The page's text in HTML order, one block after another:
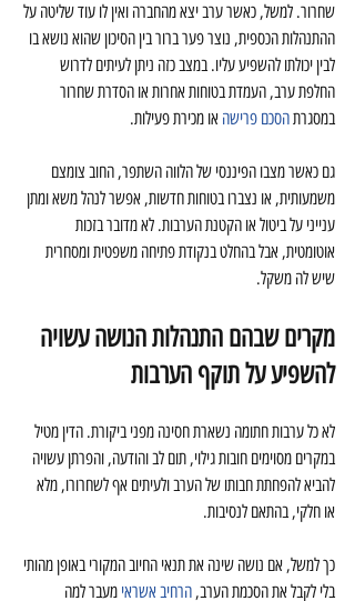
שחרור. למשל, כאשר ערב יצא מהחברה ואין לו עוד שליטה על
ההתנהלות הכספית, נוצר פער ברור בין הסיכון שהוא נושא בו
לבין יכולתו להשפיע עליו. במצב כזה ניתן לעיתים לדרוש
החלפת ערב, העמדת בטוחות אחרות או הסדרת שחרור
במסגרת הסכם פרישה או מכירת פעילות.
גם כאשר מצבו הפיננסי של הלווה השתפר, החוב צומצם
משמעותית, או נצברו בטוחות חדשות, אפשר לנהל משא ומתן
ענייני על ביטול או הקטנת הערבות. לא מדובר בזכות
אוטומטית, אבל בהחלט בנקודת פתיחה משפטית ומסחרית
שיש לה משקל.
מקרים שבהם התנהלות הנושה עשויה
להשפיע על תוקף הערבות
לא כל ערבות חתומה נשארת חסינה מפני ביקורת. הדין מטיל
במקרים מסוימים חובות גילוי, תום לב והודעה, והפרתן עשויה
להביא להפחתת חבותו של הערב ולעיתים אף לשחרורו, מלא
או חלקי, בהתאם לנסיבות.
כך למשל, אם נושה שינה את תנאי החיוב המקורי באופן מהותי
בלי לקבל את הסכמת הערב, הרחיב אשראי מעבר למה